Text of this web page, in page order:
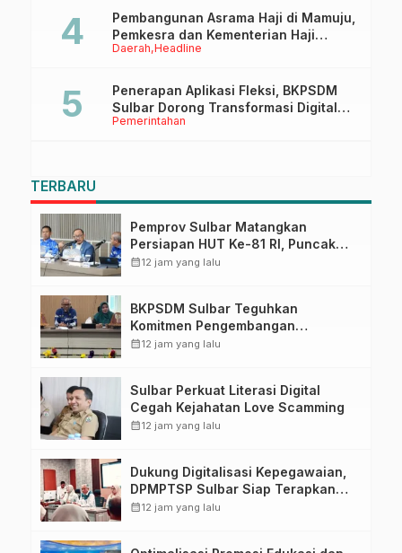
Daerah Headline
Pembangunan Asrama Haji di Mamuju,
Pemkesra dan Kementerian Haji
Sulbar Tinjau Lokasi
Pemerintahan
Penerapan Aplikasi Fleksi, BKPSDM
Sulbar Dorong Transformasi Digital
Sistem Kehadiran ASN
TERBARU
Pemprov Sulbar Matangkan
Persiapan HUT Ke-81 RI, Puncak
Upacara di Lapangan Ahmad
calendar_month12 jam yang lalu
BKPSDM Sulbar Teguhkan
Komitmen Pengembangan
Kompetensi ASN melalui
calendar_month12 jam yang lalu
Sulbar Perkuat Literasi Digital
Cegah Kejahatan Love Scamming
calendar_month12 jam yang lalu
Dukung Digitalisasi Kepegawaian,
DPMPTSP Sulbar Siap Terapkan
Aplikasi FLEKSI ASN
calendar_month12 jam yang lalu